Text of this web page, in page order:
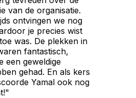
van de organisatie.
ontvingen we nog
je precies wist
was. De plekken in
fantastisch,
een geweldige
gehad. En als kers
Yamal ook nog